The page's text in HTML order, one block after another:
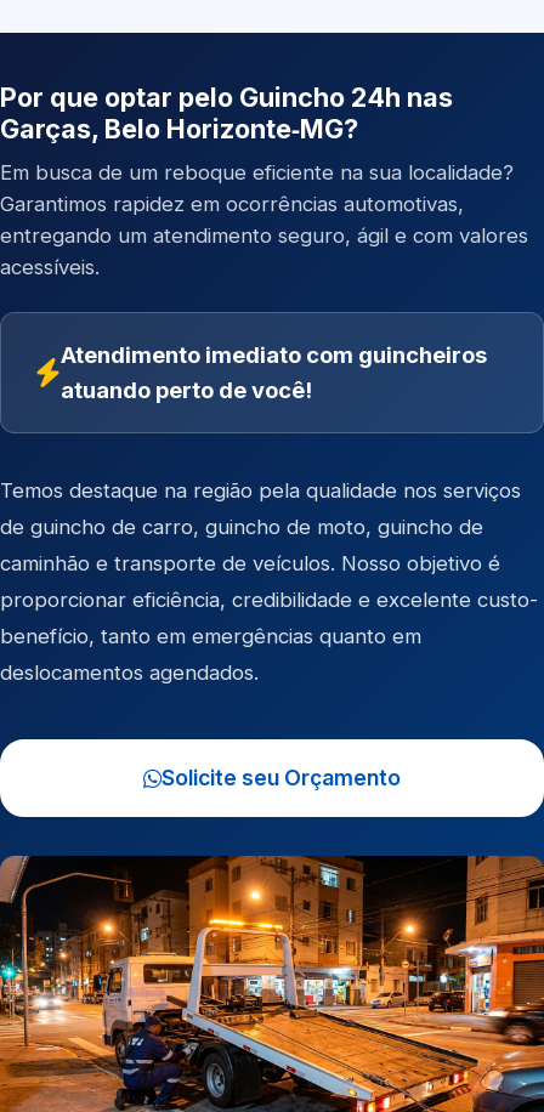
Por que optar pelo Guincho 24h nas
Garças, Belo Horizonte‑MG?
Em busca de um reboque eficiente na sua localidade?
Garantimos rapidez em ocorrências automotivas,
entregando um atendimento seguro, ágil e com valores
acessíveis.
Atendimento imediato com guincheiros
atuando perto de você!
Temos destaque na região pela qualidade nos serviços
de guincho de carro, guincho de moto, guincho de
caminhão e transporte de veículos. Nosso objetivo é
proporcionar eficiência, credibilidade e excelente custo-
benefício, tanto em emergências quanto em
deslocamentos agendados.
Solicite seu Orçamento